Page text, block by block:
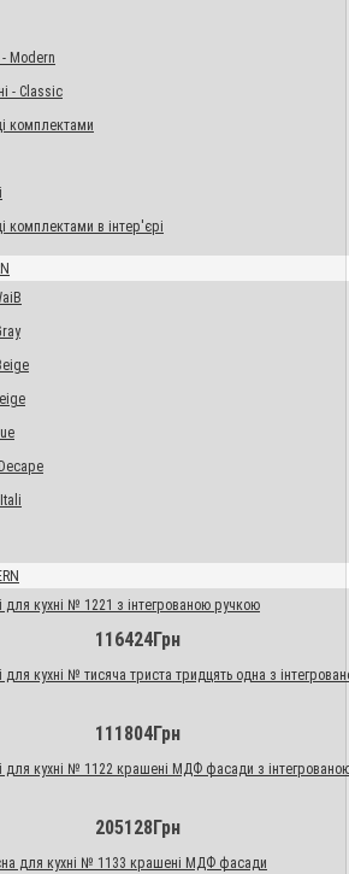
- Modern
- Classic
комплектами
комплектами в інтер'єрі
для кухні № 1221 з інтегрованою ручкою
116424Грн
для кухні № тисяча триста тридцять одна з
111804Грн
для кухні № 1122 крашені МДФ фасади з
205128Грн
для кухні № 1133 крашені МДФ фасади